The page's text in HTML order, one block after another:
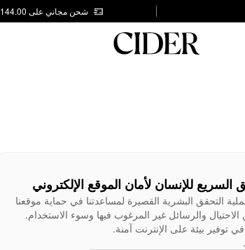
شحن مجاني على AED 144.00
السريع للإنسان لأمان الموقع الإلكتروني
التحقق البشرية القصيرة لمساعدتنا في حماية موقعنا
والرسائل غير المرغوب فيها وسوء الاستخدام.
توفير بيئة على الإنترنت آمنة.